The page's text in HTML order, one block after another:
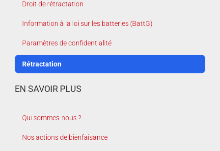
Droit de rétractation
Information à la loi sur les batteries (BattG)
Paramètres de confidentialité
Rétractation
EN SAVOIR PLUS
Qui sommes-nous ?
Nos actions de bienfaisance